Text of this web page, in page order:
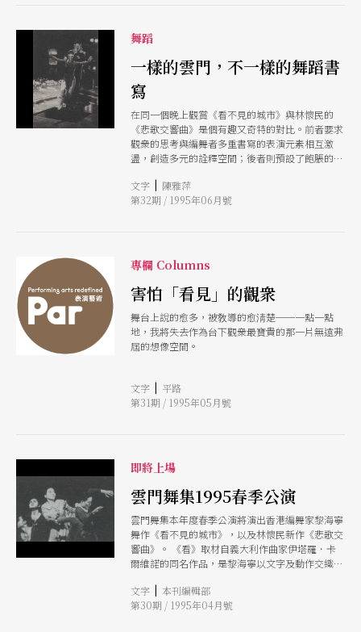
舞蹈
一樣的雲門，不一樣的舞蹈書
寫
在同一個晚上觀賞《看不見的城市》與林懷民的
《悲歌交響曲》是個有趣又奇特的對比。前者要求
觀衆的思考與編舞者多重書寫的表演元素相互激
盪，創造多元的詮釋空間；後者則預設了飽脹的情
像、思考與辯證的可能。
文字 | 陳雅萍
第32期 / 1995年06月號
專欄 Columns
害怕「看見」的觀衆
舞台上說的愈多，被敎導的愈淸楚──一點一點
地，我將失去作為台下觀衆最寶貴的那一片無遠弗
屆的想像空間。
文字 | 平路
第31期 / 1995年05月號
即將上場
雲門舞集1995春季公演
雲門舞集本年度春季公演將演出香港編舞家黎海寧
舞作《看不見的城市》，以及林懷民新作《悲歌交
響曲》。 《看》取材自義大利作曲家伊塔羅．卡
爾維諾的同名作品，是黎海寧以文字及動作交織而
亨利．哥瑞斯基的同名樂曲（又名《第三號交響
曲》）所啓發。哥瑞斯基是爲了輓悼在第二次世界
文字 | 本刊編輯部
第30期 / 1995年04月號